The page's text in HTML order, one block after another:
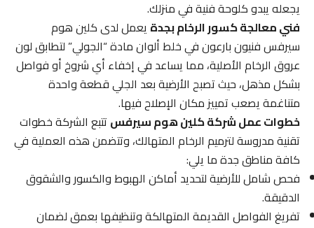
يجعله يبدو كلوحة فنية في منزلك.
فني معالجة كسور الرخام بجدةيعمل لدى كلين هوم
سيرفس فنيون بارعون في خلط ألوان مادة “الجولي” لتطابق لون
عروق الرخام الأصلية، مما يساعد في إخفاء أي شروخ أو فواصل
بشكل مذهل، حيث تصبح الأرضية بعد الجلي قطعة واحدة
متناغمة يصعب تمييز مكان الإصلاح فيها.
خطوات عمل شركة كلين هوم سيرفستتبع الشركة خطوات
تقنية مدروسة لترميم الرخام المتهالك، وتتضمن هذه العملية في
كافة مناطق جدة ما يلي:
فحص شامل للأرضية لتحديد أماكن الهبوط والكسور والشقوق
الدقيقة.
تفريغ الفواصل القديمة المتهالكة وتنظيفها بعمق لضمان